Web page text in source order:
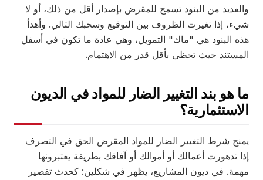
والعديد من البنود تسمح للمقرض بإصدار أقل من ذلك، أو لا
شيء، إذا تغيرت الظروف بين التوقيع وسحبك التالي. وأهدأ
هذه البنود هي "ماك" التمويل، وهي عادة ما تكون في أسفل
المستند حيث تحظى بأقل قدر من الاهتمام.
ما هو بند التغيير الضار للمواد في الديون
الاستثمارية؟
يمنح شرط التغيير الضار للمواد المقرض الحق في التصرف
إذا تدهورت أعمالك أو أموالك أو آفاقك بطريقة يعتبرونها
مهمة. في ديون المشاريع، يظهر في شكلين: كحدث تقصير